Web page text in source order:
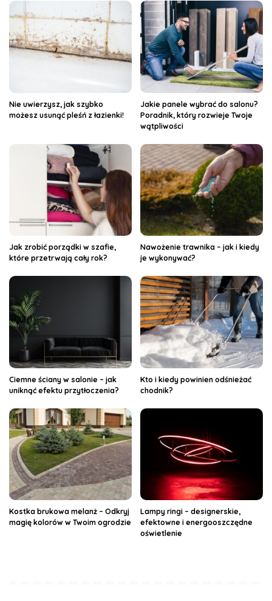
Nie uwierzysz, jak szybko
możesz usunąć pleśń z łazienki!
Jakie panele wybrać do salonu?
Poradnik, który rozwieje Twoje
wątpliwości
Jak zrobić porządki w szafie,
które przetrwają cały rok?
Nawożenie trawnika – jak i kiedy
je wykonywać?
Ciemne ściany w salonie – jak
uniknąć efektu przytłoczenia?
Kto i kiedy powinien odśnieżać
chodnik?
Kostka brukowa melanż – Odkryj
magię kolorów w Twoim ogrodzie
Lampy ringi – designerskie,
efektowne i energooszczędne
oświetlenie